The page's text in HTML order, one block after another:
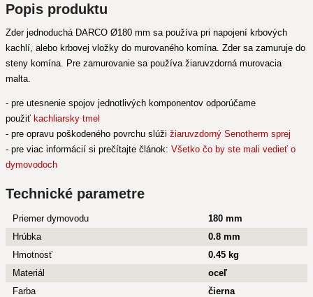
Popis produktu
Zder jednoduchá DARCO Ø180 mm sa používa pri napojení krbových
kachlí, alebo krbovej vložky do murovaného komína. Zder sa zamuruje do
steny komína. Pre zamurovanie sa používa žiaruvzdorná murovacia
malta.
- pre utesnenie spojov jednotlivých komponentov odporúčame
použiť kachliarsky tmel
- pre opravu poškodeného povrchu slúži žiaruvzdorný Senotherm sprej
- pre viac informácií si prečítajte článok: Všetko čo by ste mali vedieť o
dymovodoch
Technické parametre
Priemer dymovodu
180 mm
Hrúbka
0.8 mm
Hmotnosť
0.45 kg
Materiál
oceľ
Farba
čierna